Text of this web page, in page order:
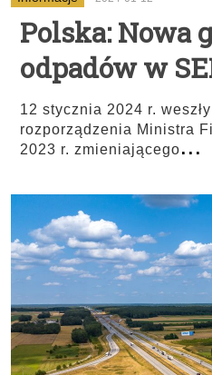
Polska: Nowa
odpadów w
12 stycznia 2024 r.
rozporządzenia Ministra
2023 r. zmieniającego...